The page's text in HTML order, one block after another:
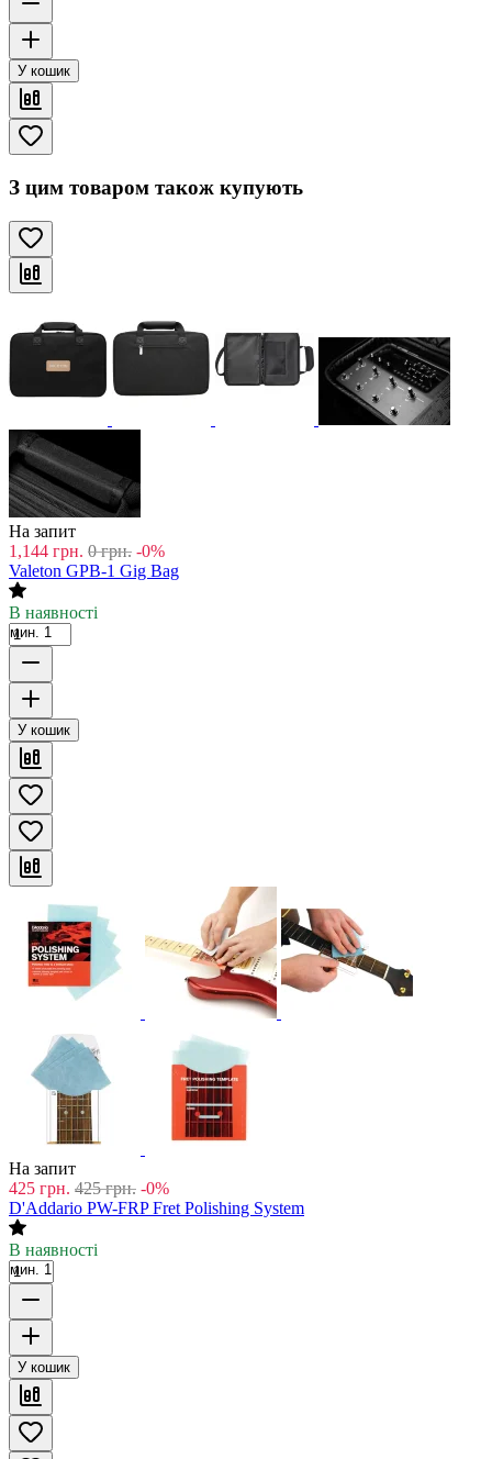
У кошик
З цим товаром також купують
На запит
1,144 грн. 0 грн. -0%
Valeton GPB-1 Gig Bag
В наявності
мин. 1
У кошик
На запит
425 грн. 425 грн. -0%
D'Addario PW-FRP Fret Polishing System
В наявності
мин. 1
У кошик